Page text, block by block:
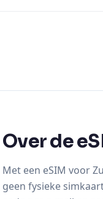
Over de
Met een eSIM voor
geen fysieke